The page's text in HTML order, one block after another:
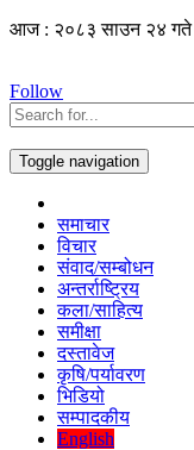
आज : २०८३ साउन २४ गते
Follow
Toggle navigation
समाचार
विचार
संवाद/सम्बोधन
अन्तर्राष्ट्रिय
कला/साहित्य
समीक्षा
दस्तावेज
कृषि/पर्यावरण
भिडियो
सम्पादकीय
English